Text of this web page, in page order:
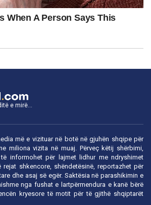
e mirë...
më e vizituar në botë në gjuhën shqipe për
miliona vizita në muaj. Përveç këtij shërbimi,
informohet për lajmet lidhur me ndryshimet
rejat shkencore, shëndetësinë, reportazhet për
dhe asaj së egër. Saktësia në parashikimin e
nga fushat e lartpërmendura e kanë bërë
kryesore të motit për të gjithë shqiptarët